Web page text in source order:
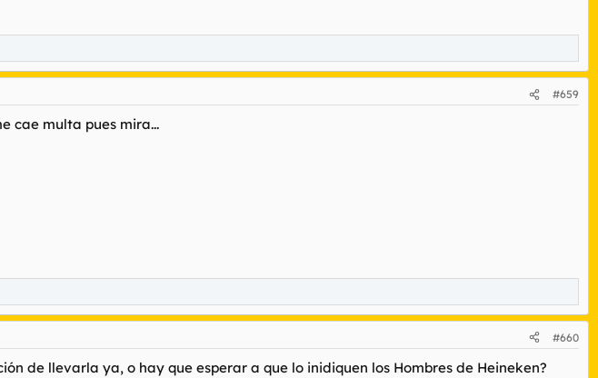
#659
cae multa pues mira...
#660
de llevarla ya, o hay que esperar a que lo inidiquen los Hombres de Heineken?